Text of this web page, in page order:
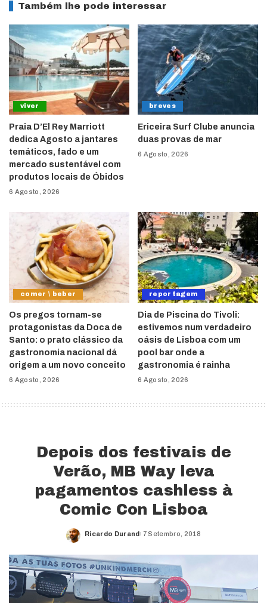
Também lhe pode interessar
viver
Praia D’El Rey Marriott
dedica Agosto a jantares
temáticos, fado e um
mercado sustentável com
produtos locais de Óbidos
6 Agosto, 2026
breves
Ericeira Surf Clube anuncia
duas provas de mar
6 Agosto, 2026
comer \ beber
Os pregos tornam-se
protagonistas da Doca de
Santo: o prato clássico da
gastronomia nacional dá
origem a um novo conceito
6 Agosto, 2026
reportagem
Dia de Piscina do Tivoli:
estivemos num verdadeiro
oásis de Lisboa com um
pool bar onde a
gastronomia é rainha
6 Agosto, 2026
Depois dos festivais de
Verão, MB Way leva
pagamentos cashless à
Comic Con Lisboa
Posted
Ricardo Durand 7 Setembro, 2018